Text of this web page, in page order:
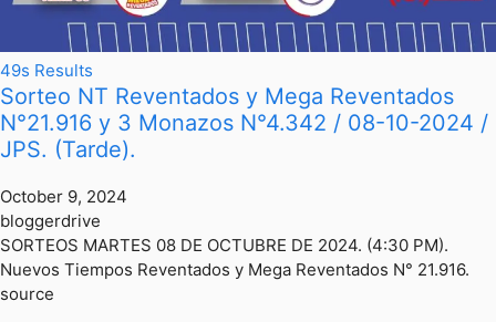
49s Results
Sorteo NT Reventados y Mega Reventados
N°21.916 y 3 Monazos N°4.342 / 08-10-2024 /
JPS. (Tarde).
October 9, 2024
bloggerdrive
SORTEOS MARTES 08 DE OCTUBRE DE 2024. (4:30 PM).
Nuevos Tiempos Reventados y Mega Reventados N° 21.916.
source